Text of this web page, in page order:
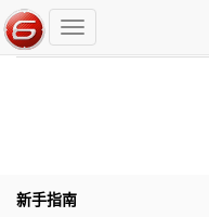
新手指南